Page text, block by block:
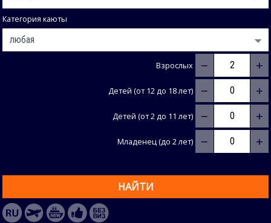
Категория каюты
Взрослых − +
Детей (от 12 до 18 лет) − +
Детей (от 2 до 11 лет) − +
Младенец (до 2 лет) − +
НАЙТИ